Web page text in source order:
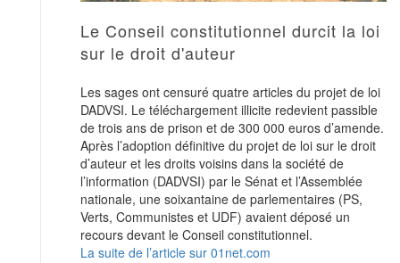
Le Conseil constitutionnel durcit la loi
sur le droit d'auteur
Les sages ont censuré quatre articles du projet de loi
DADVSI. Le téléchargement illicite redevient passible
de trois ans de prison et de 300 000 euros d’amende.
Après l’adoption définitive du projet de loi sur le droit
d’auteur et les droits voisins dans la société de
l’information (DADVSI) par le Sénat et l’Assemblée
nationale, une soixantaine de parlementaires (PS,
Verts, Communistes et UDF) avaient déposé un
recours devant le Conseil constitutionnel.
La suite de l’article sur 01net.com